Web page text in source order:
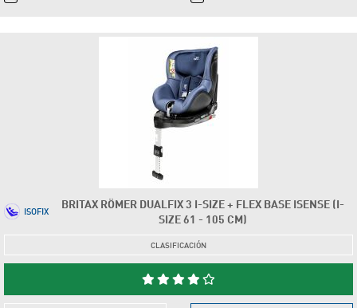
BRITAX RÖMER DUALFIX 3 I-SIZE + FLEX BASE ISENSE (I-
SIZE 61 - 105 CM)
ISOFIX
CLASIFICACIÓN